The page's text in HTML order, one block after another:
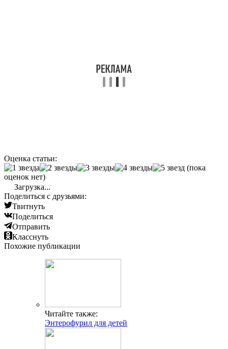
Оценка статьи:
(пока
оценок нет)
Загрузка...
Поделиться с друзьями:
Твитнуть
Поделиться
Отправить
Класснуть
Похожие публикации
Читайте также:
Энтерофурил для детей